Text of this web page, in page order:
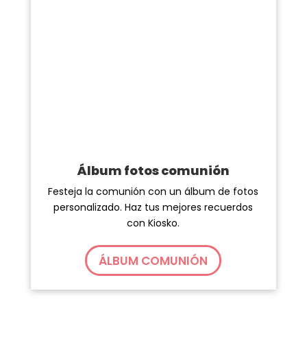
Álbum fotos comunión
Festeja la comunión con un álbum de fotos
personalizado. Haz tus mejores recuerdos
con Kiosko.
ÁLBUM COMUNIÓN